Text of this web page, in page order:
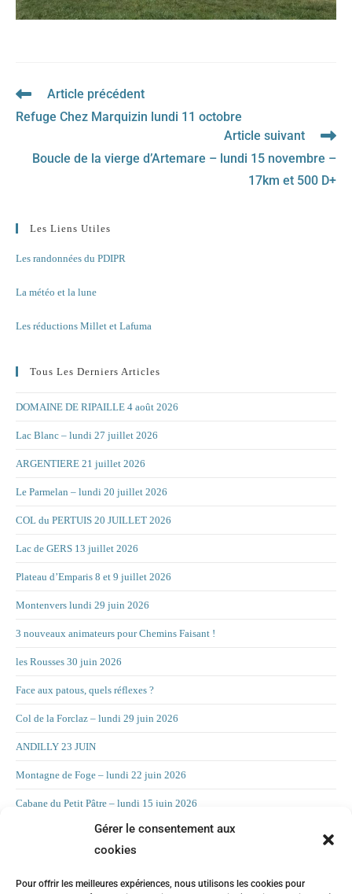
Gérer le consentement aux
cookies
Pour offrir les meilleures expériences, nous utilisons les cookies pour
Read
articles
Article précédent
Refuge Chez Marquizin lundi 11 octobre
Article suivant
Boucle de la vierge d’Artemare – lundi 15 novembre –
17km et 500 D+
Les Liens Utiles
Les randonnées du PDIPR
La météo et la lune
Les réductions Millet et Lafuma
Tous Les Derniers Articles
DOMAINE DE RIPAILLE 4 août 2026
Lac Blanc – lundi 27 juillet 2026
ARGENTIERE 21 juillet 2026
Le Parmelan – lundi 20 juillet 2026
COL du PERTUIS 20 JUILLET 2026
Lac de GERS 13 juillet 2026
Plateau d’Emparis 8 et 9 juillet 2026
Montenvers lundi 29 juin 2026
3 nouveaux animateurs pour Chemins Faisant !
les Rousses 30 juin 2026
Face aux patous, quels réflexes ?
Col de la Forclaz – lundi 29 juin 2026
ANDILLY 23 JUIN
Montagne de Foge – lundi 22 juin 2026
Cabane du Petit Pâtre – lundi 15 juin 2026
La Croix d’Allant – lundi 8 juin 2026
LA CHAMBOTTE